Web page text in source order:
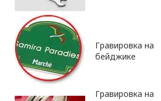
Гравировка на
бейджике
Гравировка на